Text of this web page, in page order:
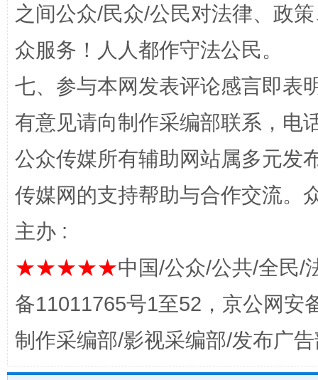
完善运行机制助力责任有效落实
之间公众/民众/公民对法律、政
众服务！人人都作守法公民。
七、参与本网发表评论感言即表
有意见请向制作采编部联系，电
公众传媒所有辅助网站属多元发
传媒网的支持帮助与合作交流。
主办 :
★★★★★中国/公众/公共/全民/
备11011765号1至52，京公网安
制作采编部/影视采编部/发布广